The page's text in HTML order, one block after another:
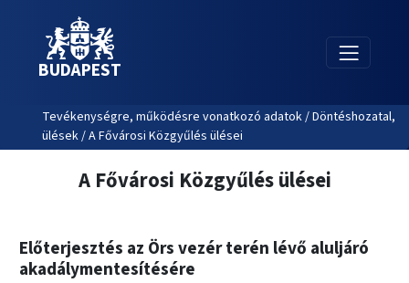
BUDAPEST
Tevékenységre, működésre vonatkozó adatok / Döntéshozatal,
ülések / A Fővárosi Közgyűlés ülései
A Fővárosi Közgyűlés ülései
Előterjesztés az Örs vezér terén lévő aluljáró
akadálymentesítésére